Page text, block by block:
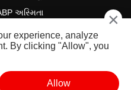
અસ્મિતા
ABP நாடு ABP దేశం ×
experience, analyze
By clicking "Allow", you
Allow